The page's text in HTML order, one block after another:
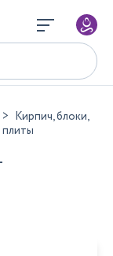
Кирпич, блоки,
плиты